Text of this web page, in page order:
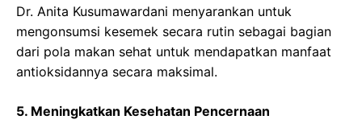
Dr. Anita Kusumawardani menyarankan untuk
mengonsumsi kesemek secara rutin sebagai bagian
dari pola makan sehat untuk mendapatkan manfaat
antioksidannya secara maksimal.
5. Meningkatkan Kesehatan Pencernaan